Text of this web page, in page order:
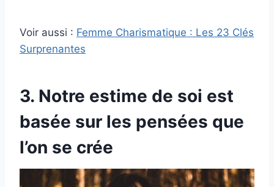
Voir aussi : Femme Charismatique : Les 23 Clés
Surprenantes
3. Notre estime de soi est
basée sur les pensées que
l’on se crée